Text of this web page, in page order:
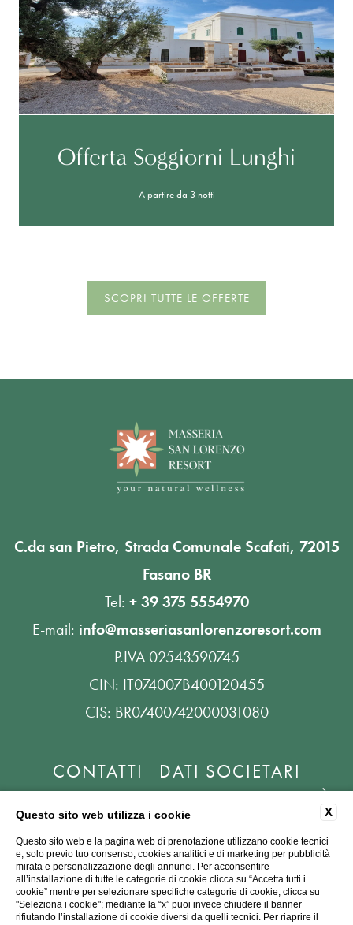
Offerta Soggiorni Lunghi
A partire da 3 notti
SCOPRI TUTTE LE OFFERTE
C.da san Pietro, Strada Comunale Scafati, 72015
Fasano BR
Tel: + 39 375 5554970
E-mail: info@masseriasanlorenzoresort.com
P.IVA 02543590745
CIN: IT074007B400120455
CIS: BR07400742000031080
CONTATTI
DATI SOCIETARI
PRIVACY
COOKIE ACCESSIBILITÀ
WEBSITE BY BLASTNESS
X
Questo sito web utilizza i cookie
Questo sito web e la pagina web di prenotazione utilizzano cookie tecnici
e, solo previo tuo consenso, cookies analitici e di marketing per pubblicità
mirata e personalizzazione degli annunci. Per acconsentire
all’installazione di tutte le categorie di cookie clicca su “Accetta tutti i
cookie” mentre per selezionare specifiche categorie di cookie, clicca su
"Seleziona i cookie"; mediante la “x” puoi invece chiudere il banner
rifiutando l’installazione di cookie diversi da quelli tecnici. Per riaprire il